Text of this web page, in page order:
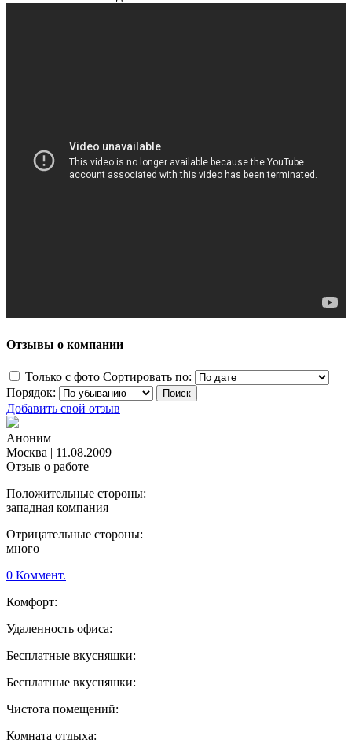
Отзывы о компании
Только с фото Сортировать по:
Порядок:
Добавить свой отзыв
Аноним
Москва | 11.08.2009
Отзыв о работе
Положительные стороны:
западная компания
Отрицательные стороны:
много
0 Коммент.
Комфорт:
Удаленность офиса:
Бесплатные вкусняшки:
Бесплатные вкусняшки:
Чистота помещений:
Комната отдыха: